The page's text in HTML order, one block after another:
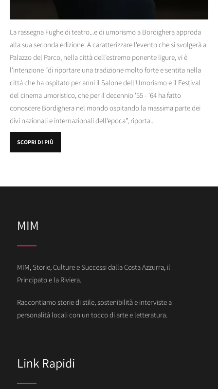
La rassegna Fughe di teatro...e di umorismo a Bordighera approda
alla sua seconda edizione. A caratterizzare l'evento che si svolgerà a
Palazzo del Parco, nella città dell'estremo ponente ligure, vi è
l'intenzione “di riportare una tradizione molto forte e sentita nella
città che ha ospitato per anni il Salone dell'Umorismo e il Festival
del cinema umoristico, che per il decennio '55 - '64 ha fatto
conoscere Bordighera nel mondo ospitando la massima parte dei
divi nazionali e internazionali dell'epoca”, riporta...
SCOPRI DI PIÙ
MIM
MIM, Storie, Culture e Successi dalla Costa Azzurra, il
Principato e la Riviera.
Raccontiamo storie di stile, sostenibilità e interviste a
personalità locali con un tocco di arte e letteratura.
Link Rapidi